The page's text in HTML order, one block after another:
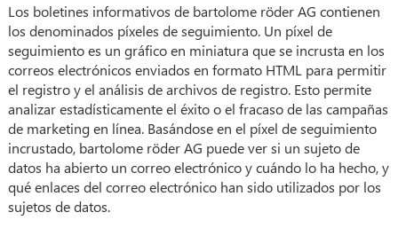
Los boletines informativos de bartolome röder AG contienen
los denominados píxeles de seguimiento. Un píxel de
seguimiento es un gráfico en miniatura que se incrusta en los
correos electrónicos enviados en formato HTML para permitir
el registro y el análisis de archivos de registro. Esto permite
analizar estadísticamente el éxito o el fracaso de las campañas
de marketing en línea. Basándose en el píxel de seguimiento
incrustado, bartolome röder AG puede ver si un sujeto de
datos ha abierto un correo electrónico y cuándo lo ha hecho, y
qué enlaces del correo electrónico han sido utilizados por los
sujetos de datos.